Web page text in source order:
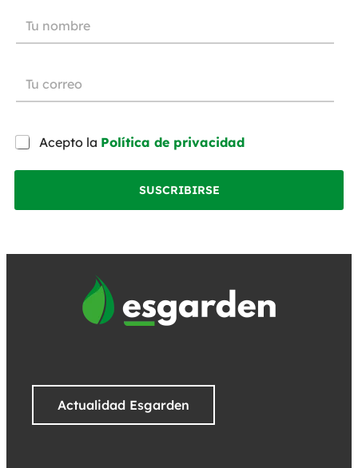
Acepto la Política de privacidad
SUSCRIBIRSE
Actualidad Esgarden